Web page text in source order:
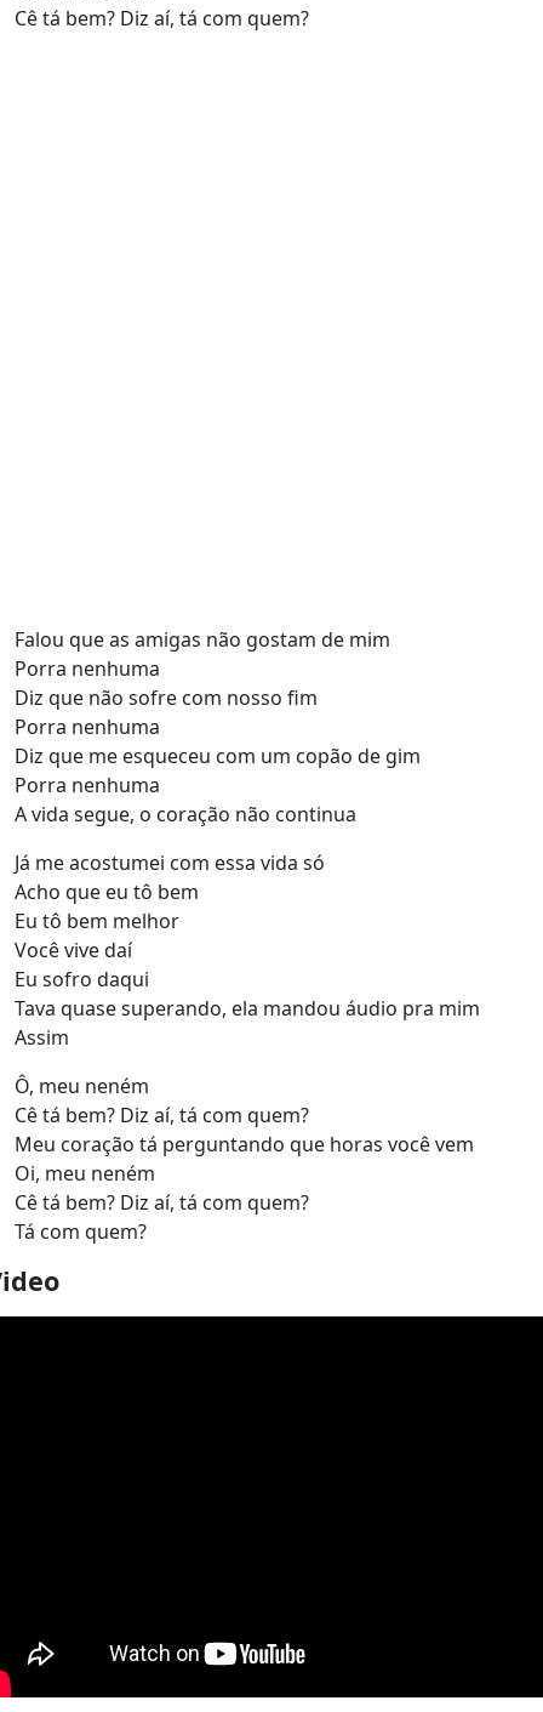
Cê tá bem? Diz aí, tá com quem?
Falou que as amigas não gostam de mim
Porra nenhuma
Diz que não sofre com nosso fim
Porra nenhuma
Diz que me esqueceu com um copão de gim
Porra nenhuma
A vida segue, o coração não continua
Já me acostumei com essa vida só
Acho que eu tô bem
Eu tô bem melhor
Você vive daí
Eu sofro daqui
Tava quase superando, ela mandou áudio pra mim
Assim
Ô, meu neném
Cê tá bem? Diz aí, tá com quem?
Meu coração tá perguntando que horas você vem
Oi, meu neném
Cê tá bem? Diz aí, tá com quem?
Tá com quem?